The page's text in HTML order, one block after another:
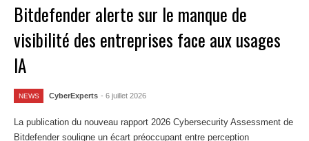
Bitdefender alerte sur le manque de
visibilité des entreprises face aux usages
IA
NEWS CyberExperts - 6 juillet 2026
La publication du nouveau rapport 2026 Cybersecurity Assessment de
Bitdefender souligne un écart préoccupant entre perception